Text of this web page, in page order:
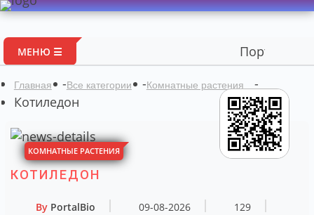
МЕНЮ ☰ Портал
Главная -Все категории -Комнатные растения
-
Котиледон
КОМНАТНЫЕ РАСТЕНИЯ
КОТИЛЕДОН
By PortalBio 09-08-2026
129